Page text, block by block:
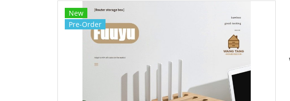
New
Pre-Order